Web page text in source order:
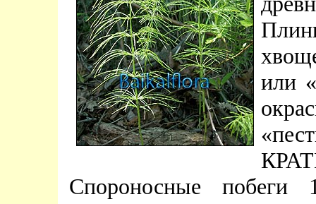
или
Спороносные побеги